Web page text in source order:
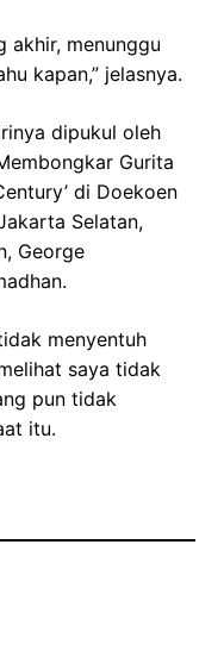
akhir, menunggu
kapan,” jelasnya.
dipukul oleh
Gurita
di Doekoen
Selatan,
George
menyentuh
saya tidak
pun tidak
itu.